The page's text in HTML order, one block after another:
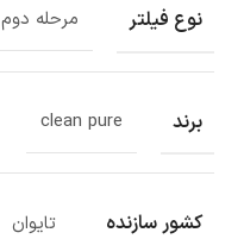
نوع فیلتر مرحله دوم
برند clean pure
کشور سازنده تایوان